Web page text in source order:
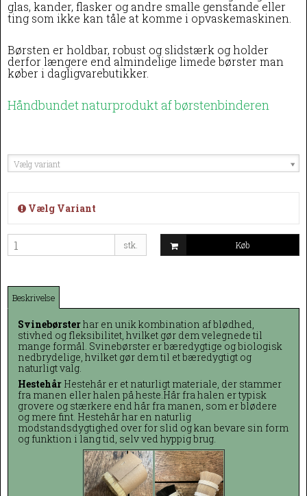
glas, kander, flasker og andre smalle genstande eller
ting som ikke kan tåle at komme i opvaskemaskinen.
Børsten er holdbar, robust og slidstærk og holder
derfor længere end almindelige limede børster man
køber i dagligvarebutikker.
Håndbundet naturprodukt af børstenbinderen
Vælg variant
Vælg Variant
stk. Køb
Beskrivelse
Svinebørsterhar en unik kombination af blødhed,
stivhed og fleksibilitet, hvilket gør dem velegnede til
mange formål. Svinebørster er bæredygtige og biologisk
nedbrydelige, hvilket gør dem til et bæredygtigt og
naturligt valg.
Hestehår Hestehår er et naturligt materiale, der stammer
fra manen eller halen på heste.Hår fra halen er typisk
grovere og stærkere end hår fra manen, som er blødere
og mere fint. Hestehår har en naturlig
modstandsdygtighed over for slid og kan bevare sin form
og funktion i lang tid, selv ved hyppig brug.